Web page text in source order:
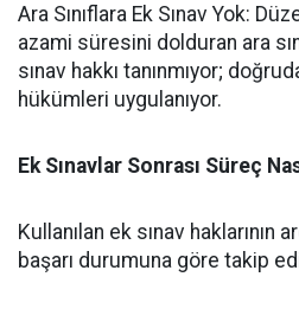
​Ara Sınıflara Ek Sınav Yok:
azami süresini dolduran ara
sınav hakkı tanınmıyor;
hükümleri uygulanıyor.
Ek Sınavlar Sonrası Süreç
​Kullanılan ek sınav haklarının
başarı durumuna göre takip